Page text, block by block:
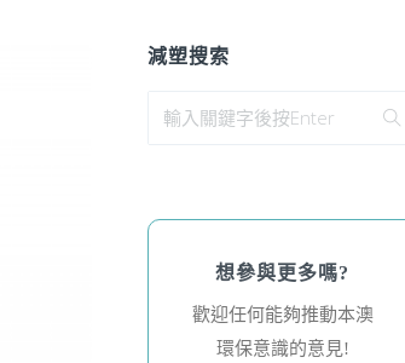
減塑搜索
想參與更多嗎?
歡迎任何能夠推動本澳
環保意識的意見!